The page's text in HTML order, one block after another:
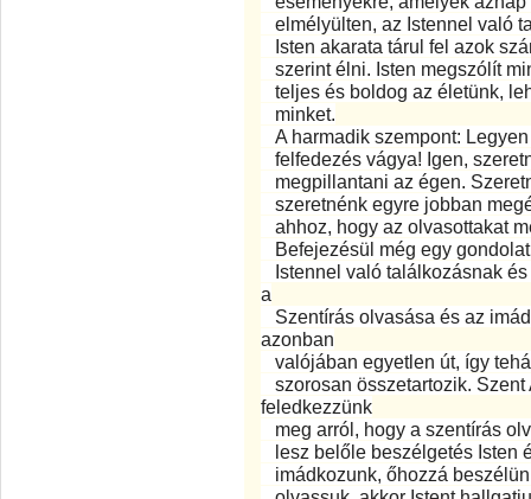
elmélyülten, az Istennel való
Isten akarata tárul fel azok
szerint élni. Isten megszólít
teljes és boldog az életünk,
minket.
A harmadik szempont:
felfedezés vágya! Igen,
megpillantani az égen.
szeretnénk egyre jobban
ahhoz, hogy az olvasottakat
Befejezésül még egy
Istennel való találkozásnak
a
Szentírás olvasása és az
azonban
valójában egyetlen út, így
szorosan összetartozik.
feledkezzünk
meg arról, hogy a szentírás
lesz belőle beszélgetés Isten
imádkozunk, őhozzá